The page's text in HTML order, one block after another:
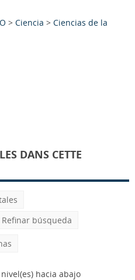
> Ciencia > Ciencias de la
DANS CETTE
Refinar búsqueda
nivel(es) hacia abajo